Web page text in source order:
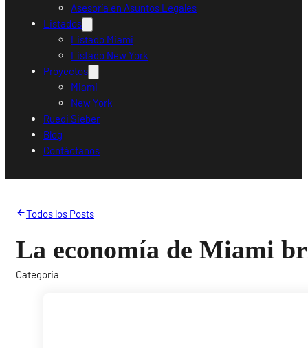
Asesoría en Asuntos Legales
Listados
Listado Miami
Listado New York
Proyectos
Miami
New York
Ruedi Sieber
Blog
Contáctanos
Todos los Posts
La economía de Miami
Categoria